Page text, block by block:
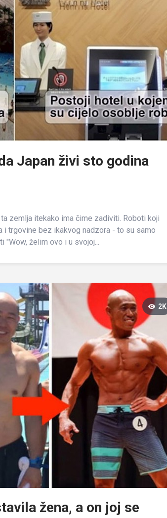
Japan živi sto godina
zemlja itekako ima čime zadiviti. Roboti koji
trgovine bez ikakvog nadzora - to su samo
želim ovo i u svojoj...
2K
žena, a on joj se